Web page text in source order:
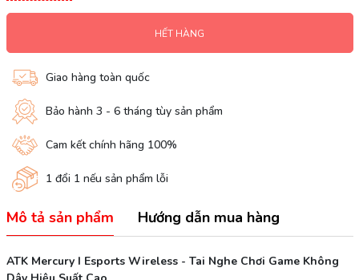
HẾT HÀNG
Giao hàng toàn quốc
Bảo hành 3 - 6 tháng tùy sản phẩm
Cam kết chính hãng 100%
1 đổi 1 nếu sản phẩm lỗi
Mô tả sản phẩm Hướng dẫn mua hàng
ATK Mercury I Esports Wireless - Tai Nghe Chơi Game Không